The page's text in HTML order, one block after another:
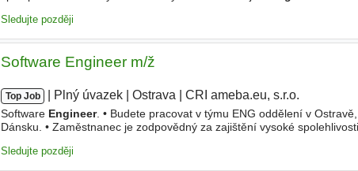
Sledujte později
Software Engineer m/ž
Top Job Plný úvazek Ostrava CRI ameba.eu, s.r.o.
Software Engineer. • Budete pracovat v týmu ENG oddělení v
Dánsku. • Zaměstnanec je zodpovědný za zajištění vysoké
Sledujte později